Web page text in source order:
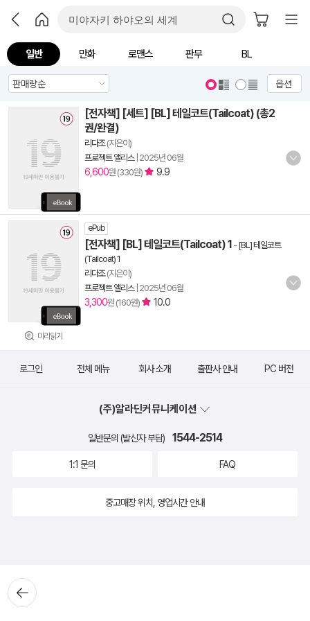
일반 만화 로맨스 판무 BL
옵션
[전자책] [세트] [BL] 테일코트(Tailcoat) (총2
권/완결)
리다조(지은이)
프로젝트 앨리스| 2025년 06월
6,600원 (330원) 9.9
미리읽기
ePub
[전자책] [BL] 테일코트(Tailcoat) 1 - [BL] 테일코트
(Tailcoat) 1
리다조(지은이)
프로젝트 앨리스| 2025년 06월
3,300원 (160원) 10.0
뒤로가
기
로그인 전체 메뉴 회사 소개 출판사 안내 PC 버전
(주)알라딘커뮤니케이션
일반문의 (발신자 부담) 1544-2514
1:1 문의 FAQ
중고매장 위치, 영업시간 안내